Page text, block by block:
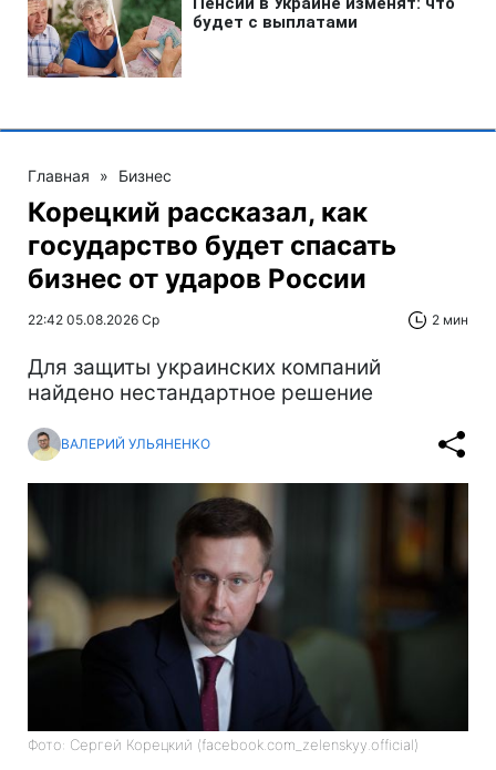
Главная » Бизнес
Корецкий рассказал, как
государство будет спасать
бизнес от ударов России
22:42 05.08.2026 Ср 2 мин
Для защиты украинских компаний
найдено нестандартное решение
ВАЛЕРИЙ УЛЬЯНЕНКО
Фото: Сергей Корецкий (facebook.com_zelenskyy.official)